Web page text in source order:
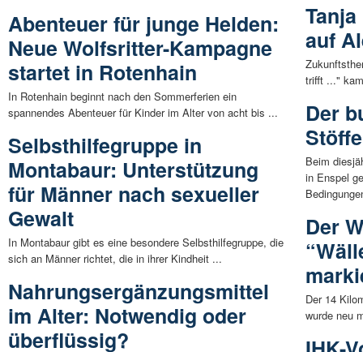
Abenteuer für junge Helden:
Neue Wolfsritter-Kampagne
startet in Rotenhain
In Rotenhain beginnt nach den Sommerferien ein
spannendes Abenteuer für Kinder im Alter von acht bis ...
Selbsthilfegruppe in
Montabaur: Unterstützung
für Männer nach sexueller
Gewalt
In Montabaur gibt es eine besondere Selbsthilfegruppe, die
sich an Männer richtet, die in ihrer Kindheit ...
Nahrungsergänzungsmittel
im Alter: Notwendig oder
überflüssig?
auf
trifft ..."
Der
Beim
in Enspel
Der
Der 14
wurde neu